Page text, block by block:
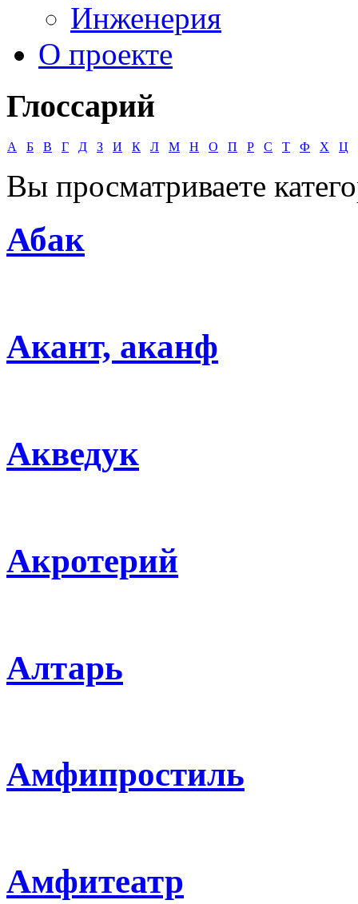
Инженерия
О проекте
Глоссарий
А Б В Г Д З И К Л М Н О П Р С Т Ф Х Ц
Вы просматриваете
Абак
Акант, аканф
Акведук
Акротерий
Алтарь
Амфипростиль
Амфитеатр